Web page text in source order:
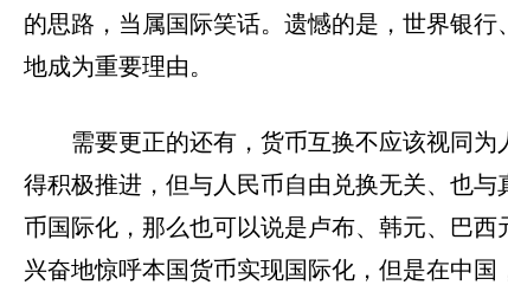
的思路，当属国际笑话。遗憾的是，世界银
地成为重要理由。
需要更正的还有，货币互换不应该视同
得积极推进，但与人民币自由兑换无关、也
币国际化，那么也可以说是卢布、韩元、巴
兴奋地惊呼本国货币实现国际化，但是在中